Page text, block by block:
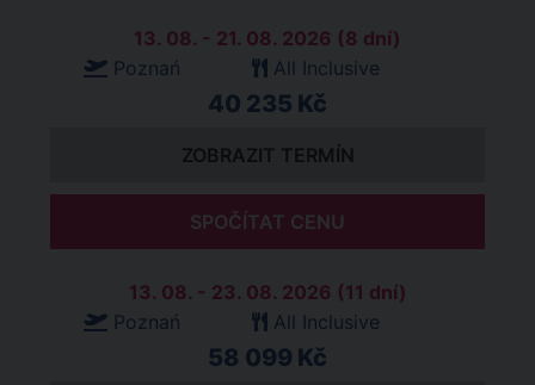
13. 08. - 21. 08. 2026 (8 dní)
Poznań
All Inclusive
40 235 Kč
ZOBRAZIT TERMÍN
SPOČÍTAT CENU
13. 08. - 23. 08. 2026 (11 dní)
Poznań
All Inclusive
58 099 Kč